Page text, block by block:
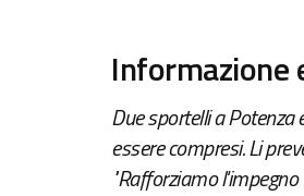
Informazione
Due sportelli a
essere compresi. Li
"Rafforziamo l'impegno